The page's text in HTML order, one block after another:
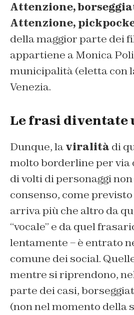
Attenzione,
Attenzione,
della maggior parte dei
appartiene a Monica
municipalità (eletta con
Venezia.
Le frasi diventate
Dunque, laviralità di
molto borderline per via
di volti di personaggi
consenso, come previsto
arriva più che altro da
“vocale” e da quel
lentamente – è entrato
comune dei social.
mentre si riprendono,
parte dei casi,
(non nel momento della